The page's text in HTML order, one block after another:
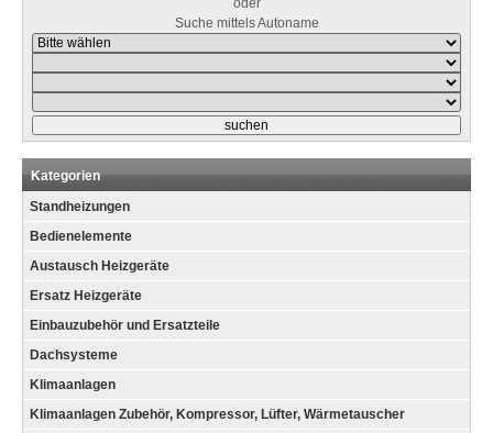
oder
Suche mittels Autoname
Kategorien
Standheizungen
Bedienelemente
Austausch Heizgeräte
Ersatz Heizgeräte
Einbauzubehör und Ersatzteile
Dachsysteme
Klimaanlagen
Klimaanlagen Zubehör, Kompressor, Lüfter, Wärmetauscher